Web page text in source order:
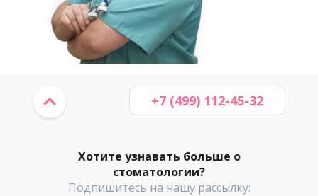
Хотите узнавать больше о
стоматологии?
Подпишитесь на нашу рассылку:
+7 (499) 112-45-32